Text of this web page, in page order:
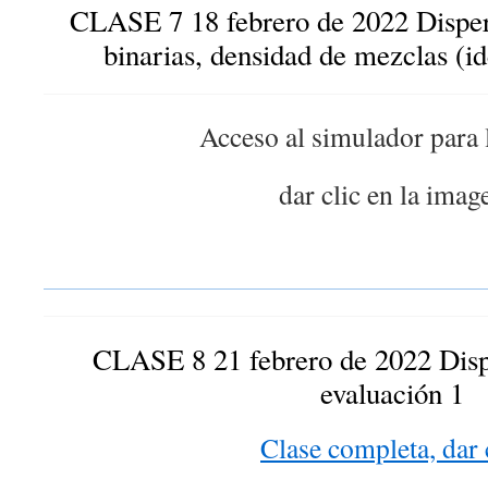
CLASE 7 18 febrero de 2022
binarias, densidad de mezclas
Acceso al simulador para
dar clic en la
CLASE 8 21 febrero de 2022
evaluación 1
Clase completa,